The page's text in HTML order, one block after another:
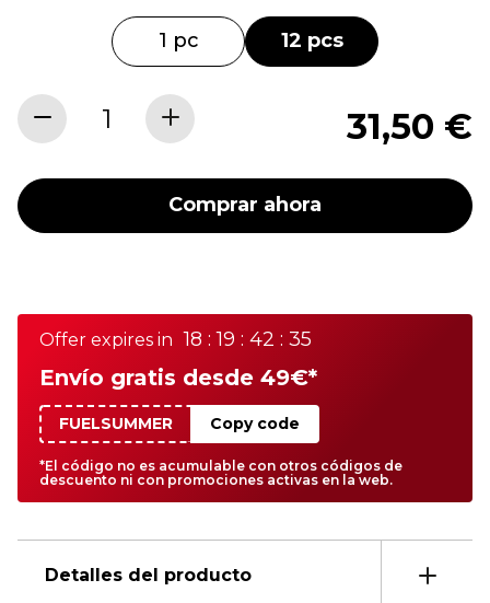
1 pc 12 pcs
31,50 €
Comprar ahora
Offer expires in 18 : 19 : 42 : 35
Envío gratis desde 49€*
FUELSUMMER Copy code
*El código no es acumulable con otros códigos de
descuento ni con promociones activas en la web.
Detalles del producto